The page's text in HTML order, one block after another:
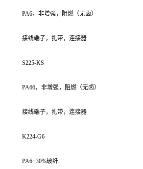
PA6，非增强，阻燃（无卤）
接线端子，扎带，连接器
S225-KS
PA66，非增强，阻燃（无卤）
接线端子，扎带，连接器
K224-G6
PA6+30%玻纤